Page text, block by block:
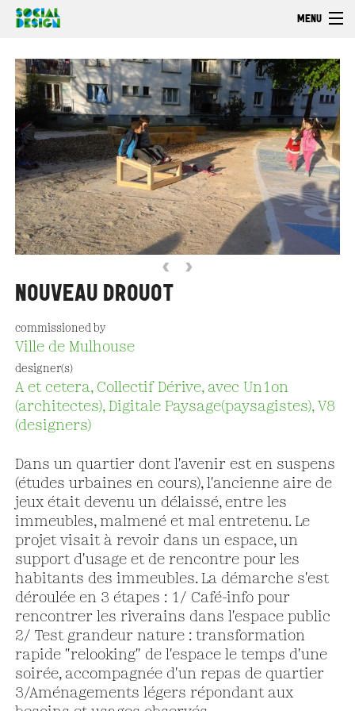
Skip to main content
MENU
EXPLORE
ACT
Browse
‹ ›
NOUVEAU DROUOT
commissioned by
Ville de Mulhouse
designer(s)
A et cetera, Collectif Dérive, avec Un1on
(architectes), Digitale Paysage(paysagistes), V8
(designers)
Dans un quartier dont l'avenir est en suspens
(études urbaines en cours), l'ancienne aire de
jeux était devenu un délaissé, entre les
immeubles, malmené et mal entretenu. Le
projet visait à revoir dans un espace, un
support d'usage et de rencontre pour les
habitants des immeubles. La démarche s'est
déroulée en 3 étapes : 1/ Café-info pour
rencontrer les riverains dans l'espace public
2/ Test grandeur nature : transformation
rapide "relooking" de l'espace le temps d'une
soirée, accompagnée d'un repas de quartier
3/Aménagements légers répondant aux